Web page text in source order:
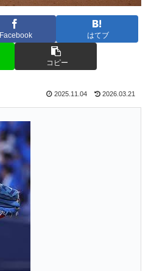
Facebook はてブ
コピー
2025.11.04 2026.03.21